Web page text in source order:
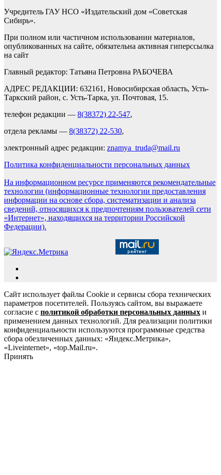
Учредитель ГАУ НСО «Издательский дом «Советская
Сибирь».
При полном или частичном использовании материалов,
опубликованных на сайте, обязательна активная гиперссылка
на сайт
Главный редактор: Татьяна Петровна РАБОЧЕВА
АДРЕС РЕДАКЦИИ: 632161, Новосибирская область, Усть-
Таркский район, с. Усть-Тарка, ул. Почтовая, 15.
телефон редакции — 8(38372) 22-547,
отдела рекламы — 8(38372) 22-530,
электронный адрес редакции: znamya_truda@mail.ru
Политика конфиденциальности персональных данных
На информационном ресурсе применяются рекомендательные
технологии (информационные технологии предоставления
информации на основе сбора, систематизации и анализа
сведений, относящихся к предпочтениям пользователей сети
«Интернет», находящихся на территории Российской
Федерации).
Сайт использует файлы Cookie и сервисы сбора технических
параметров посетителей. Пользуясь сайтом, вы выражаете
согласие с политикой обработки персональных данных и
применением данных технологий. Для реализации политики
конфиденциальности используются программные средства
сбора обезличенных данных: «Яндекс.Метрика»,
«Liveinternet», «top.Mail.ru».
Принять